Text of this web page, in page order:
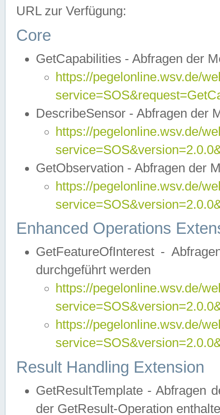
URL zur Verfügung:
Core
GetCapabilities - Abfragen der
https://pegelonline.wsv.de/
DescribeSensor - Abfragen der
https://pegelonline.wsv.de/
GetObservation - Abfragen der
https://pegelonline.wsv.de/
Enhanced Operations
GetFeatureOfInterest -
durchgeführt werden
https://pegelonline.wsv.de/
https://pegelonline.wsv.de/
Result Handling Extension
GetResultTemplate - Abfragen
der GetResult-Operation